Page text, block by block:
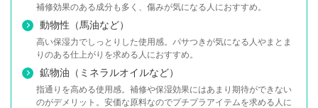
補修効果のある成分も多く、傷みが気になる人におすすめ。
動物性（馬油など）
高い保湿力でしっとりした使用感。パサつきが気になる人やまとま
りのある仕上がりを求める人におすすめ。
鉱物油（ミネラルオイルなど）
指通りを高める使用感。補修や保湿効果にはあまり期待ができない
のがデメリット。安価な原料なのでプチプラアイテムを求める人に